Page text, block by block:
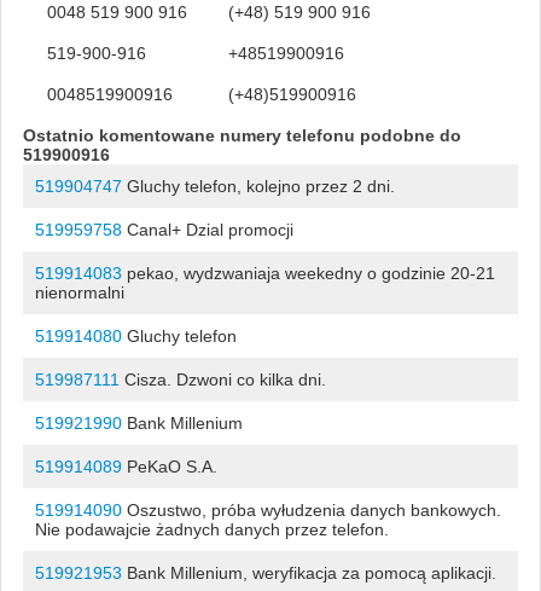
0048 519 900 916 (+48) 519 900 916
519-900-916 +48519900916
0048519900916 (+48)519900916
Ostatnio komentowane numery telefonu podobne do
519900916
519904747 Gluchy telefon, kolejno przez 2 dni.
519959758Canal+ Dzial promocji
519914083 pekao, wydzwaniaja weekedny o godzinie 20-21
nienormalni
519914080Gluchy telefon
519987111 Cisza. Dzwoni co kilka dni.
519921990Bank Millenium
519914089PeKaO S.A.
519914090Oszustwo, próba wyłudzenia danych bankowych.
Nie podawajcie żadnych danych przez telefon.
519921953 Bank Millenium, weryfikacja za pomocą aplikacji.